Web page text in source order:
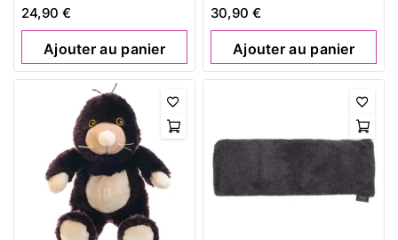
4.67
de 5
24,90 €
Ajouter au panier
4.46
de 5
30,90 €
Ajouter au panier